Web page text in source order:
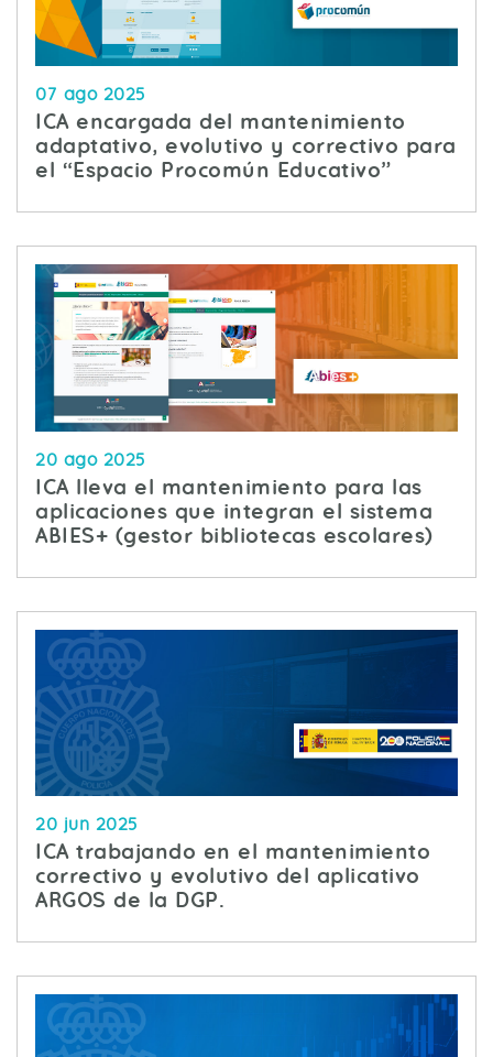
07 ago 2025
ICA encargada del mantenimiento
adaptativo, evolutivo y correctivo para
el “Espacio Procomún Educativo”
20 ago 2025
ICA lleva el mantenimiento para las
aplicaciones que integran el sistema
ABIES+ (gestor bibliotecas escolares)
20 jun 2025
ICA trabajando en el mantenimiento
correctivo y evolutivo del aplicativo
ARGOS de la DGP.